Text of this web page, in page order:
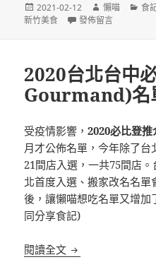
發
佈
2021-02-12
作
者
懶喵
分
食
新竹美食
在〈[新竹]張家滷味
發佈留言
2020台北台中
Gourmand)名
受疫情影響，2020必比登
月才公佈名單，今年除了
21間店入選，一共75間店
北首度入選、搬家改名名
後，讓懶喵想吃名單又增加
同分享食記)
閱讀全文 2020台北台中必